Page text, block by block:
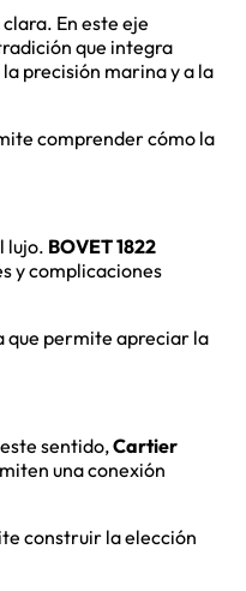
En este eje
que integra
precisión marina y a la
comprender cómo la
lujo. BOVET 1822
y complicaciones
que permite apreciar la
sentido,Cartier
una conexión
construir la elección